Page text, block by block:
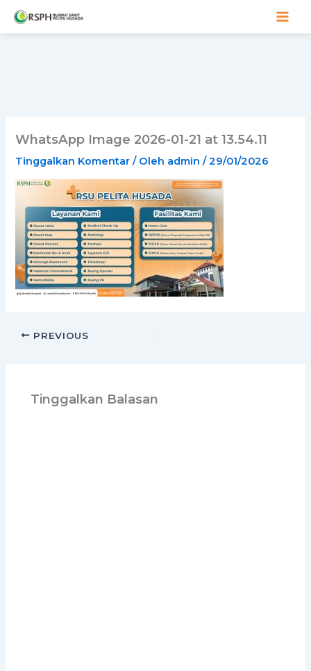
WhatsApp Image 2026-01-21 at 13.54.11
Tinggalkan Komentar / Oleh admin/29/01/2026
PREVIOUS
Tinggalkan Balasan